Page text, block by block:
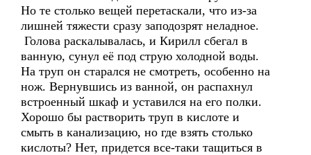
Но те столько вещей перетаскали, что из-за
лишней тяжести сразу заподозрят неладное.
Голова раскалывалась, и Кирилл сбегал в
ванную, сунул её под струю холодной воды.
На труп он старался не смотреть, особенно на
нож. Вернувшись из ванной, он распахнул
встроенный шкаф и уставился на его полки.
Хорошо бы растворить труп в кислоте и
смыть в канализацию, но где взять столько
кислоты? Нет, придется все-таки тащиться в